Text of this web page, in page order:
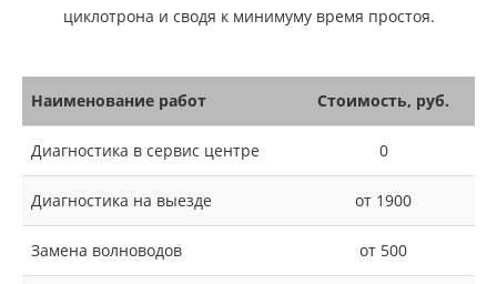
циклотрона и сводя к минимуму время простоя.
Наименование работ Стоимость, руб.
Диагностика в сервис центре 0
Диагностика на выезде от 1900
Замена волноводов от 500